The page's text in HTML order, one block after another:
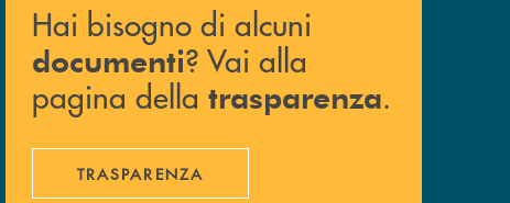
Hai bisogno di alcuni
documenti? Vai alla
pagina della trasparenza.
TRASPARENZA